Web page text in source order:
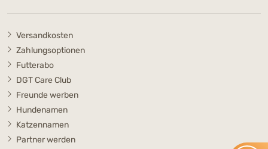
Versandkosten
Zahlungsoptionen
Futterabo
DGT Care Club
Freunde werben
Hundenamen
Katzennamen
Partner werden